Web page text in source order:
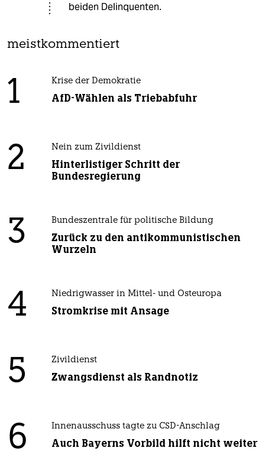
beiden Delinquenten.
meistkommentiert
1 Krise der Demokratie
AfD-Wählen als Triebabfuhr
2 Nein zum Zivildienst
Hinterlistiger Schritt der
Bundesregierung
3 Bundeszentrale für politische Bildung
Zurück zu den antikommunistischen
Wurzeln
4 Niedrigwasser in Mittel- und Osteuropa
Stromkrise mit Ansage
5 Zivildienst
Zwangsdienst als Randnotiz
6 Innenausschuss tagte zu CSD-Anschlag
Auch Bayerns Vorbild hilft nicht weiter